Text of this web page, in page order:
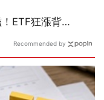
Recommended by